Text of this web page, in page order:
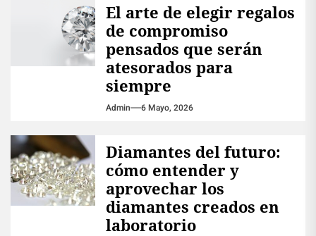
El arte de elegir regalos
de compromiso
pensados que serán
atesorados para
siempre
Admin 6 Mayo, 2026
Diamantes del futuro:
cómo entender y
aprovechar los
diamantes creados en
laboratorio